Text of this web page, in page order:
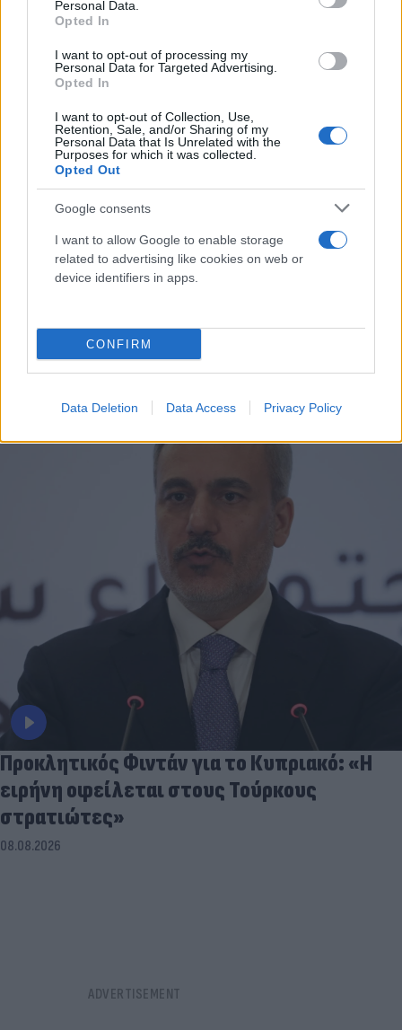
Personal Data.
Opted In
I want to opt-out of processing my
Personal Data for Targeted Advertising.
Opted In
I want to opt-out of Collection, Use,
Retention, Sale, and/or Sharing of my
Personal Data that Is Unrelated with the
Purposes for which it was collected.
Opted Out
Google consents
I want to allow Google to enable storage
related to advertising like cookies on web or
device identifiers in apps.
CONFIRM
Data Deletion Data Access Privacy Policy
Προκλητικός Φιντάν για το Κυπριακό: «Η
ειρήνη οφείλεται στους Τούρκους
στρατιώτες»
08.08.2026